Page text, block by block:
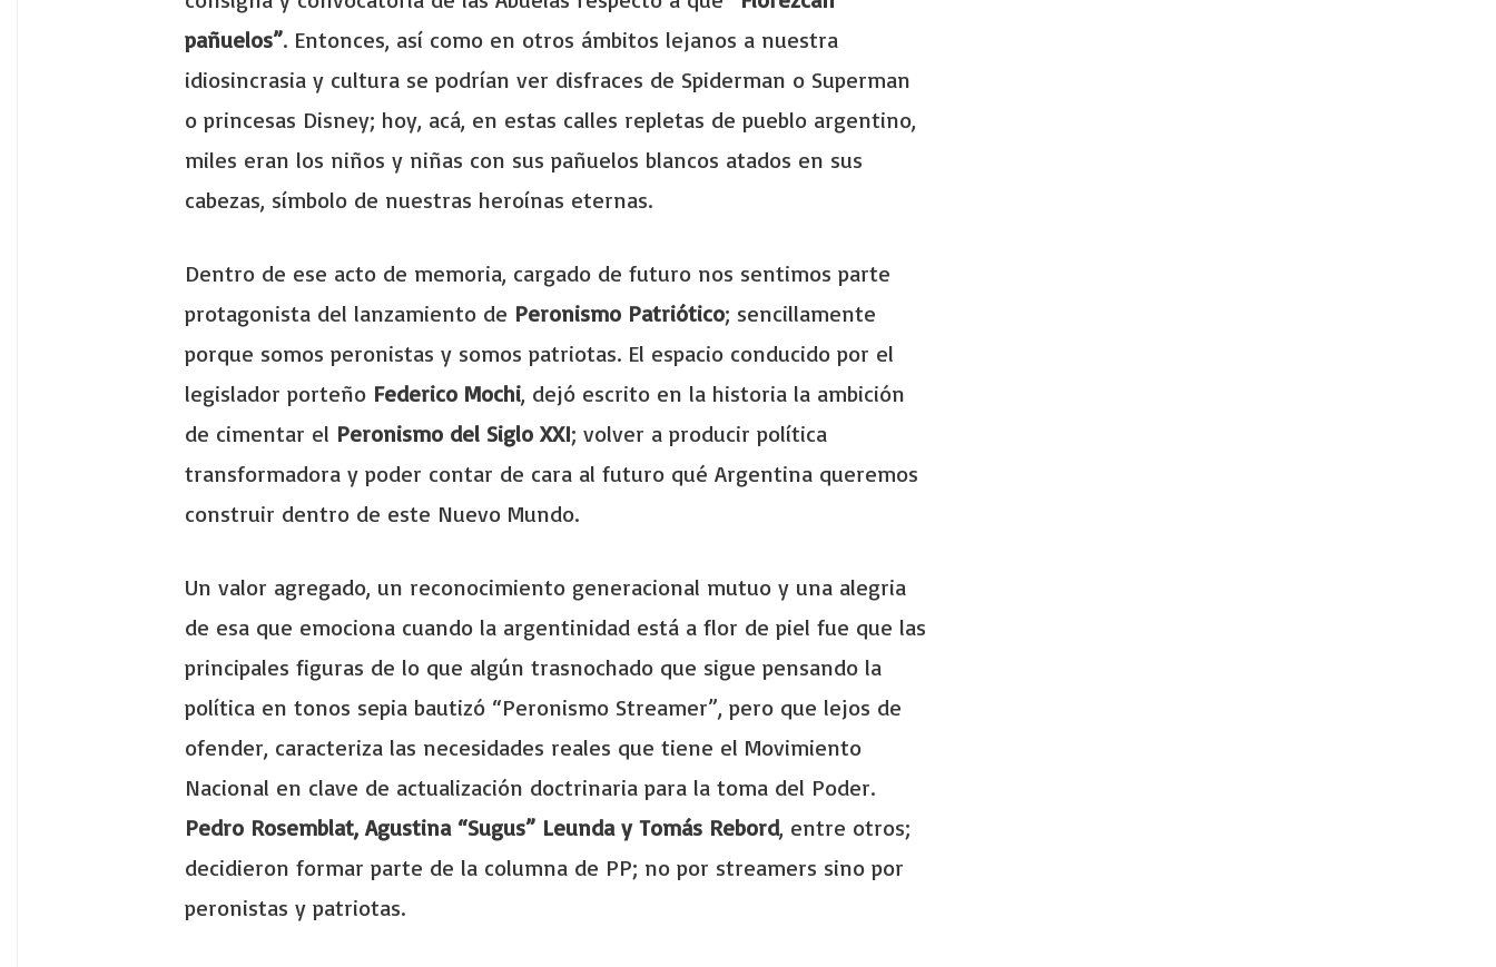
pañuelos”. Entonces, así como en otros ámbitos lejanos a nuestra
idiosincrasia y cultura se podrían ver disfraces de Spiderman o Superman
o princesas Disney; hoy, acá, en estas calles repletas de pueblo argentino,
miles eran los niños y niñas con sus pañuelos blancos atados en sus
cabezas, símbolo de nuestras heroínas eternas.
Dentro de ese acto de memoria, cargado de futuro nos sentimos parte
protagonista del lanzamiento de Peronismo Patriótico; sencillamente
porque somos peronistas y somos patriotas. El espacio conducido por el
legislador porteño Federico Mochi, dejó escrito en la historia la ambición
de cimentar el Peronismo del Siglo XXI; volver a producir política
transformadora y poder contar de cara al futuro qué Argentina queremos
construir dentro de este Nuevo Mundo.
Un valor agregado, un reconocimiento generacional mutuo y una alegria
de esa que emociona cuando la argentinidad está a flor de piel fue que las
principales figuras de lo que algún trasnochado que sigue pensando la
política en tonos sepia bautizó “Peronismo Streamer”, pero que lejos de
ofender, caracteriza las necesidades reales que tiene el Movimiento
Nacional en clave de actualización doctrinaria para la toma del Poder.
Pedro Rosemblat, Agustina “Sugus” Leunda y Tomás Rebord, entre otros;
decidieron formar parte de la columna de PP; no por streamers sino por
peronistas y patriotas.